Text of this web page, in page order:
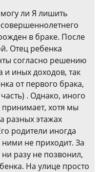
ли Я лишить
в браке. После
Отец ребенка
согласно решению
и иных доходов, так
от первого брака,
. Однако, иного
хотя мы
разных этажах
родители иногда
не приходит. За
разу не позвонил,
На улице просто